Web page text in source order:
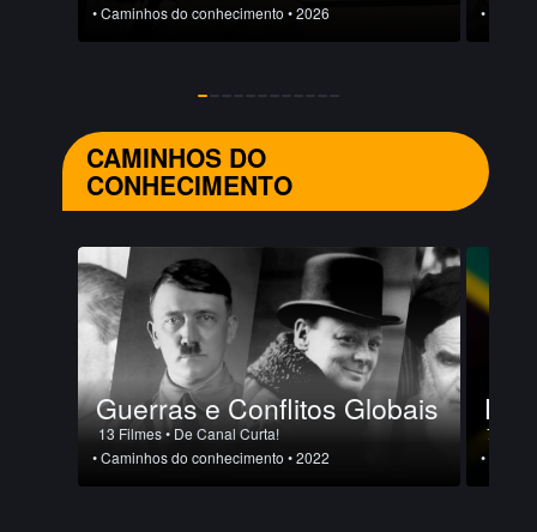
• Caminhos do conhecimento • 2026
•
CAMINHOS DO
CONHECIMENTO
Guerras e Conflitos Globais
13 Filmes• De Canal Curta!
• Caminhos do conhecimento • 2022
7
•